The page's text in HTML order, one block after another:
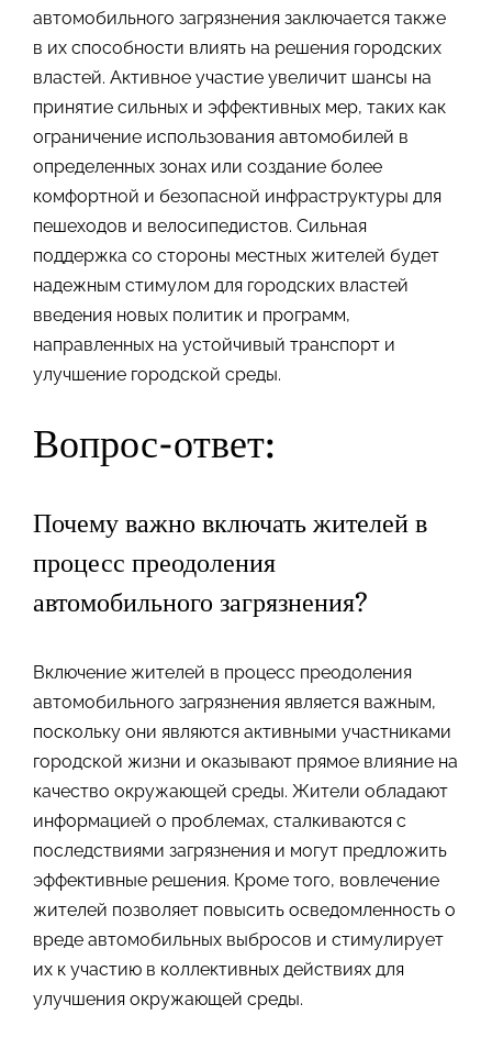
автомобильного загрязнения заключается также
в их способности влиять на решения городских
властей. Активное участие увеличит шансы на
принятие сильных и эффективных мер, таких как
ограничение использования автомобилей в
определенных зонах или создание более
комфортной и безопасной инфраструктуры для
пешеходов и велосипедистов. Сильная
поддержка со стороны местных жителей будет
надежным стимулом для городских властей
введения новых политик и программ,
направленных на устойчивый транспорт и
улучшение городской среды.
Вопрос-ответ:
Почему важно включать жителей в
процесс преодоления
автомобильного загрязнения?
Включение жителей в процесс преодоления
автомобильного загрязнения является важным,
поскольку они являются активными участниками
городской жизни и оказывают прямое влияние на
качество окружающей среды. Жители обладают
информацией о проблемах, сталкиваются с
последствиями загрязнения и могут предложить
эффективные решения. Кроме того, вовлечение
жителей позволяет повысить осведомленность о
вреде автомобильных выбросов и стимулирует
их к участию в коллективных действиях для
улучшения окружающей среды.